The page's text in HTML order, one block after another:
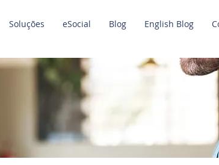
Soluções eSocial Blog English Blog